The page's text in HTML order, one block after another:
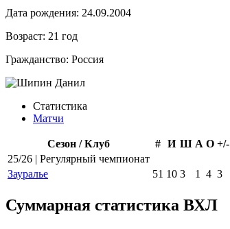
Дата рождения: 24.09.2004
Возраст: 21 год
Гражданство: Россия
Статистика
Матчи
Сезон / Клуб # И Ш А О +/-
25/26 | Регулярный чемпионат
Зауралье
51 10 3 1 4 3
Суммарная статистика ВХЛ